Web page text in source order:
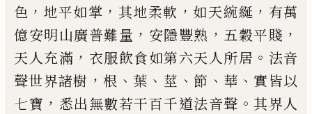
色 ， 地平如掌 ， 其地柔軟 ， 如天綩綖 ， 有萬
億安明山廣普難量 ， 安隱豐熟 ， 五穀平賤 ，
天人充滿 ， 衣服飲食如第六天人所居 。 法音
聲世界諸樹 ， 根 、 葉 、 莖 、 節 、 華 、 實皆以
七寶 ， 悉出無數若干百千道法音聲 。 其界人